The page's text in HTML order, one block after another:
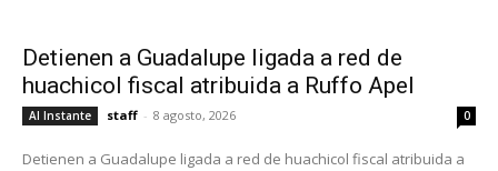
Detienen a Guadalupe ligada a red de
huachicol fiscal atribuida a Ruffo Apel
Al Instante staff - 8 agosto, 2026 0
Detienen a Guadalupe ligada a red de huachicol fiscal atribuida a